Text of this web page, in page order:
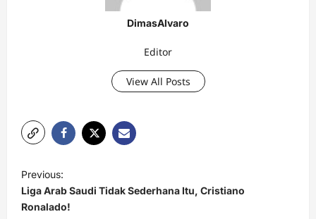
DimasAlvaro
Editor
View All Posts
o
s
Previous:
Liga Arab Saudi Tidak Sederhana Itu, Cristiano
Ronalado!